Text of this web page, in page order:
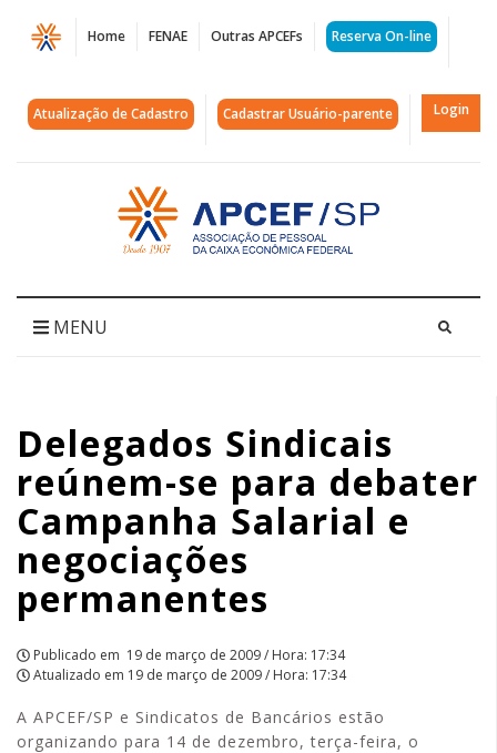
Página
Delegados
Sindicais
Campanha
negociações
permanentes
|
APCEF/SP
Home FENAE Outras APCEFs Reserva On-line
Atualização de Cadastro Cadastrar Usuário-parente Login
Acessar
página
inicial
MENU
Delegados Sindicais
reúnem-se para debater
Campanha Salarial e
negociações
permanentes
Publicado em 19 de março de 2009 / Hora: 17:34
Atualizado em 19 de março de 2009 / Hora: 17:34
A APCEF/SP e Sindicatos de Bancários estão
organizando para 14 de dezembro, terça-feira, o